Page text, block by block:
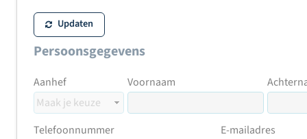
Updaten
Persoonsgegevens
Aanhef Voornaam
Telefoonnummer E-mailadres